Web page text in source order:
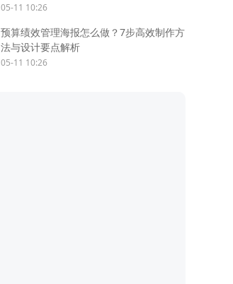
05-11 10:26
预算绩效管理海报怎么做？7步高效制作方
法与设计要点解析
05-11 10:26